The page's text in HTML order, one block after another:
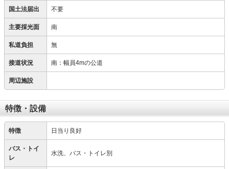
国土法届出 不要
主要採光面 南
私道負担 無
接道状況 南：幅員4mの公道
周辺施設
特徴・設備
特徴 日当り良好
バス・トイ
レ
水洗、バス・トイレ別